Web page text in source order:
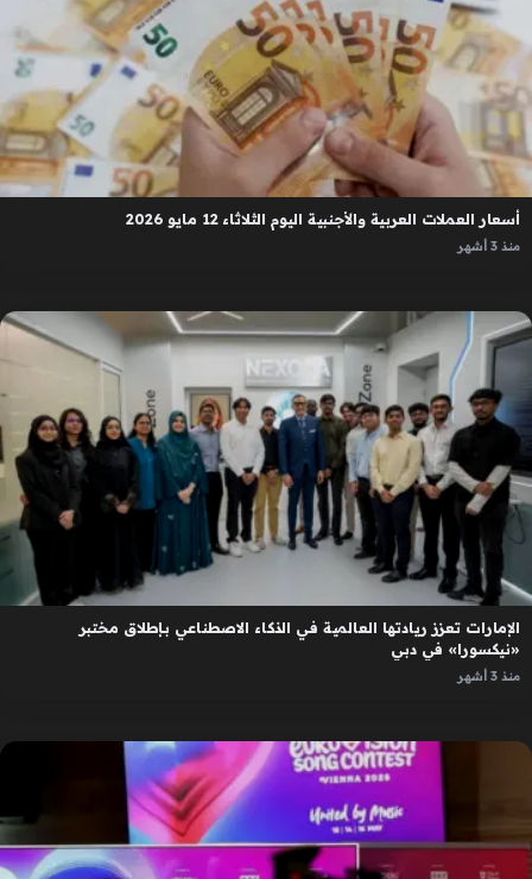
أسعار العملات العربية والأجنبية اليوم الثلاثاء 12 مايو 2026
منذ 3 أشهر
الإمارات تعزز ريادتها العالمية في الذكاء الاصطناعي بإطلاق مختبر
«نيكسورا» في دبي
منذ 3 أشهر